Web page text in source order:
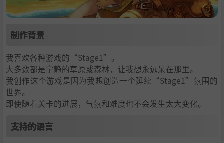
制作背景
我喜欢各种游戏的“Stage1”。
大多数都是宁静的草原或森林，让我想永远呆在那里。
我创作这个游戏是因为我想创造一个延续“Stage1”氛围的
世界。
即使随着关卡的进展，气氛和难度也不会发生太大变化。
支持的语言